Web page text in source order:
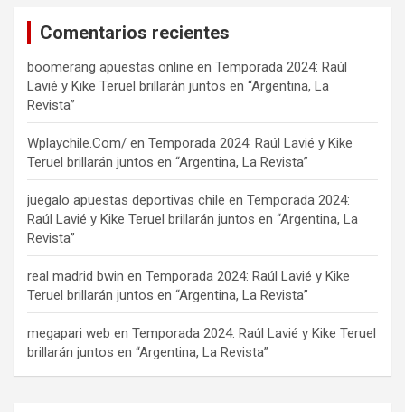
Comentarios recientes
boomerang apuestas online en Temporada 2024: Raúl
Lavié y Kike Teruel brillarán juntos en “Argentina, La
Revista”
Wplaychile.Com/ en Temporada 2024: Raúl Lavié y Kike
Teruel brillarán juntos en “Argentina, La Revista”
juegalo apuestas deportivas chile en Temporada 2024:
Raúl Lavié y Kike Teruel brillarán juntos en “Argentina, La
Revista”
real madrid bwin en Temporada 2024: Raúl Lavié y Kike
Teruel brillarán juntos en “Argentina, La Revista”
megapari web en Temporada 2024: Raúl Lavié y Kike Teruel
brillarán juntos en “Argentina, La Revista”